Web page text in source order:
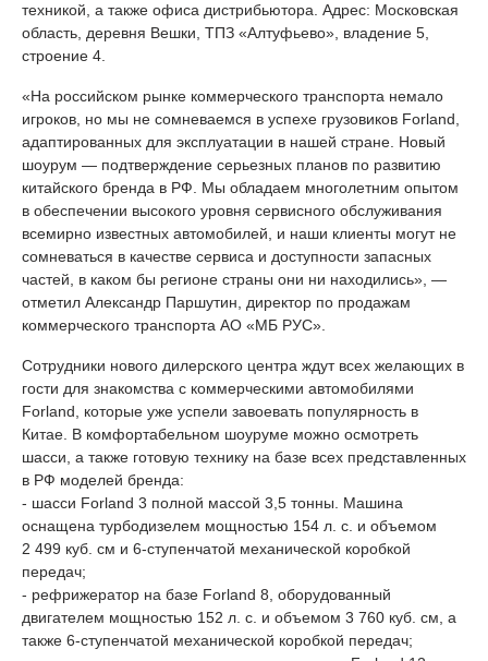
техникой, а также офиса дистрибьютора. Адрес: Московская
область, деревня Вешки, ТПЗ «Алтуфьево», владение 5,
строение 4.
«На российском рынке коммерческого транспорта немало
игроков, но мы не сомневаемся в успехе грузовиков Forland,
адаптированных для эксплуатации в нашей стране. Новый
шоурум — подтверждение серьезных планов по развитию
китайского бренда в РФ. Мы обладаем многолетним опытом
в обеспечении высокого уровня сервисного обслуживания
всемирно известных автомобилей, и наши клиенты могут не
сомневаться в качестве сервиса и доступности запасных
частей, в каком бы регионе страны они ни находились», —
отметил Александр Паршутин, директор по продажам
коммерческого транспорта АО «МБ РУС».
Сотрудники нового дилерского центра ждут всех желающих в
гости для знакомства с коммерческими автомобилями
Forland, которые уже успели завоевать популярность в
Китае. В комфортабельном шоуруме можно осмотреть
шасси, а также готовую технику на базе всех представленных
в РФ моделей бренда:
- шасси Forland 3 полной массой 3,5 тонны. Машина
оснащена турбодизелем мощностью 154 л. с. и объемом
2 499 куб. см и 6-ступенчатой механической коробкой
передач;
- рефрижератор на базе Forland 8, оборудованный
двигателем мощностью 152 л. с. и объемом 3 760 куб. см, а
также 6-ступенчатой механической коробкой передач;